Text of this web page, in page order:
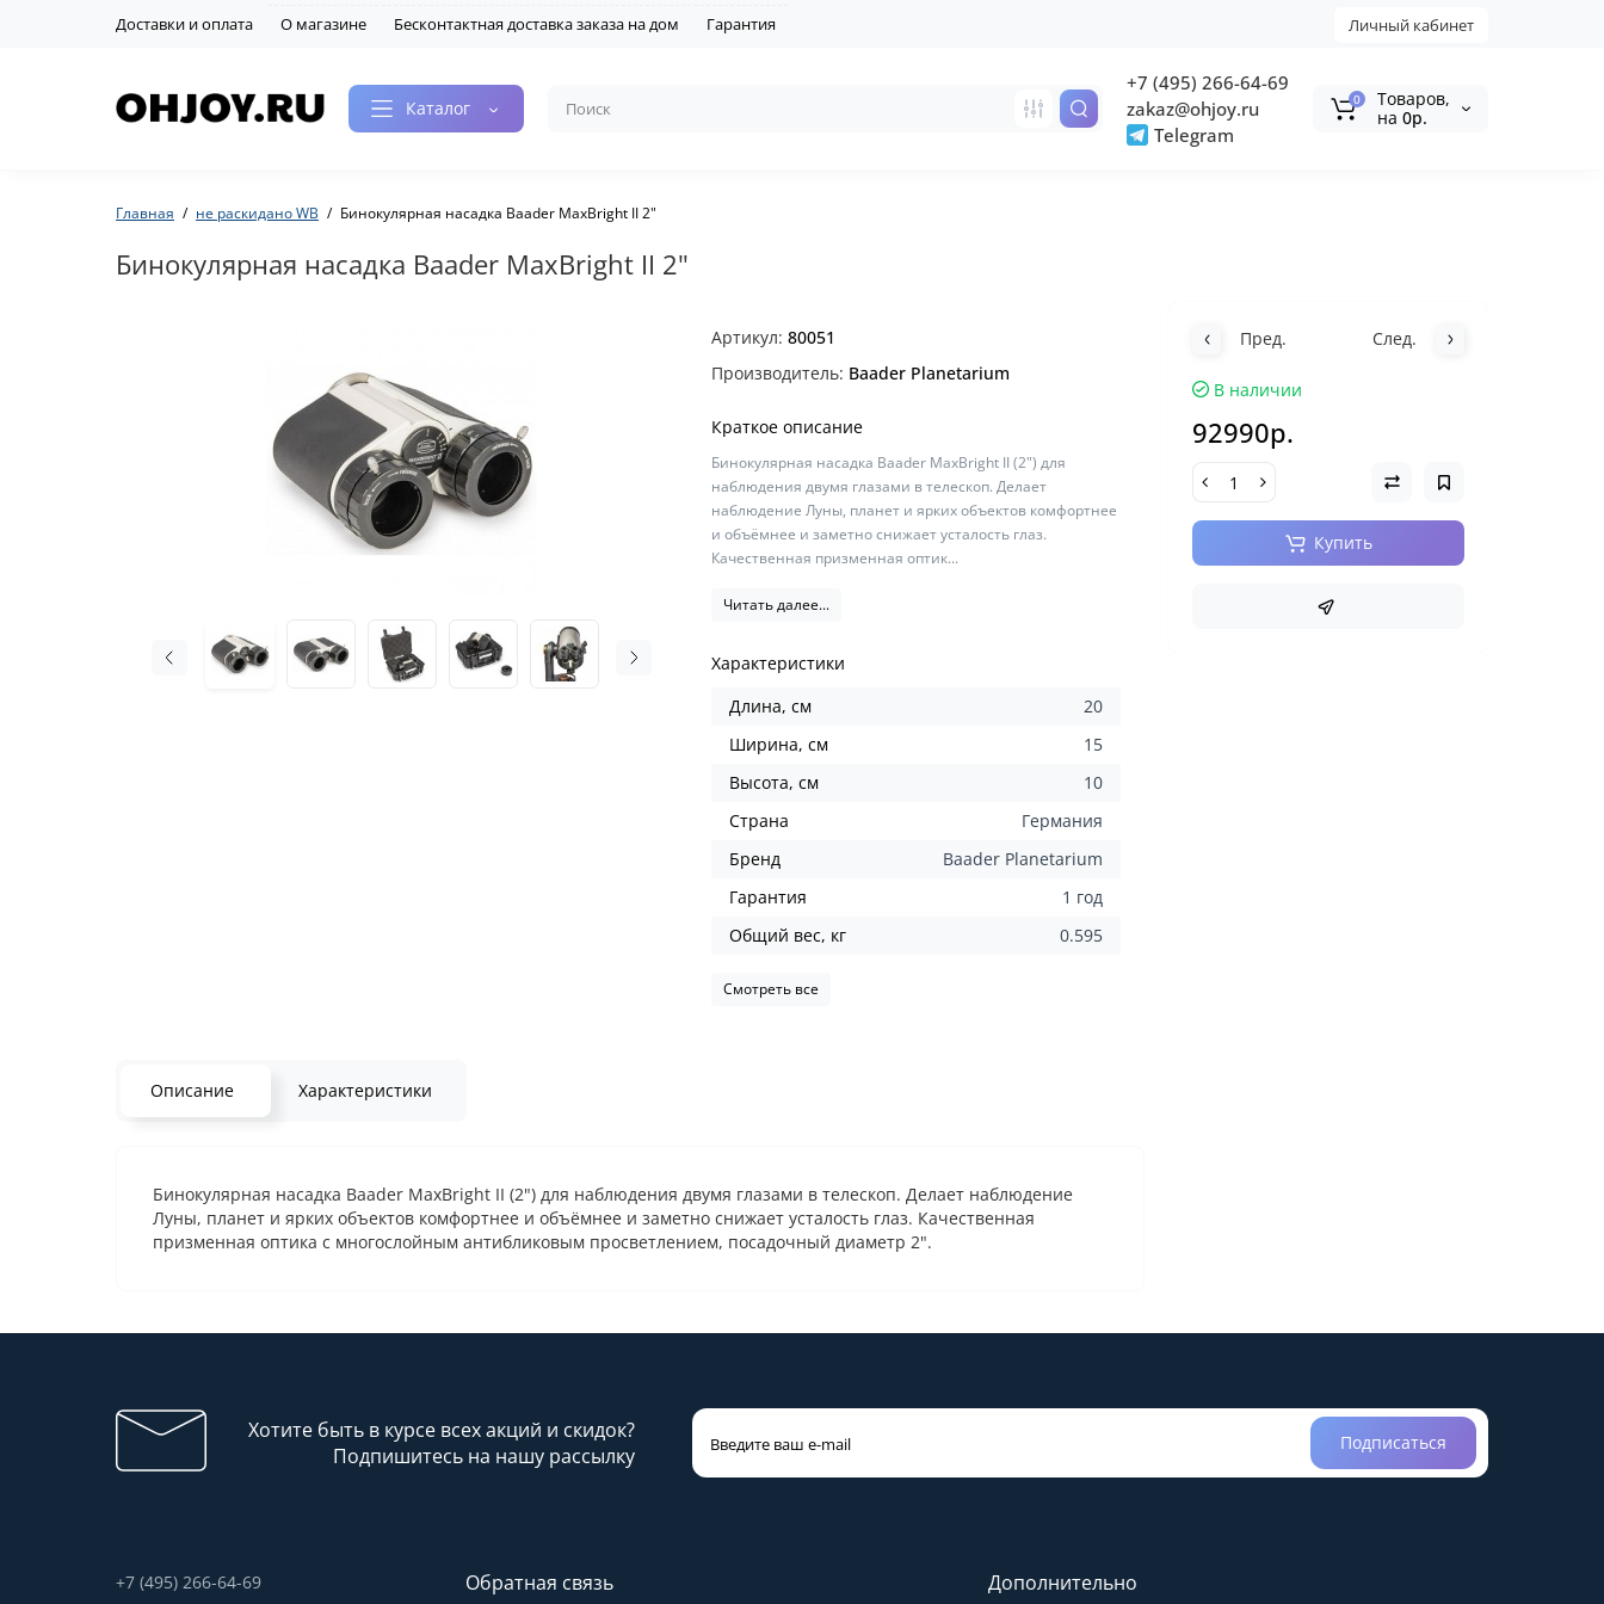
Доставки и оплата О магазине Бесконтактная доставка заказа на дом Гарантия Личный кабинет
Каталог
+7 (495) 266-64-69
zakaz@ohjoy.ru
Telegram
0
Tоваров,
на 0р.
Главная не раскидано WB Бинокулярная насадка Baader MaxBright II 2"
Бинокулярная насадка Baader MaxBright II 2"
Артикул:80051
Производитель: Baader Planetarium
Краткое описание
Бинокулярная насадка Baader MaxBright II (2") для
наблюдения двумя глазами в телескоп. Делает
наблюдение Луны, планет и ярких объектов комфортнее
и объёмнее и заметно снижает усталость глаз.
Качественная призменная оптик...
Читать далее...
Характеристики
Длина, см
20
Ширина, см
15
Высота, см
10
Страна
Германия
Бренд
Baader Planetarium
Гарантия
1 год
Общий вес, кг
0.595
Смотреть все
Пред. След.
В наличии
92990р.
Купить
Описание Характеристики
Бинокулярная насадка Baader MaxBright II (2") для наблюдения двумя глазами в телескоп. Делает наблюдение
Луны, планет и ярких объектов комфортнее и объёмнее и заметно снижает усталость глаз. Качественная
призменная оптика с многослойным антибликовым просветлением, посадочный диаметр 2".
Хотите быть в курсе всех акций и скидок?
Подпишитесь на нашу рассылку
Подписаться
+7 (495) 266-64-69 Обратная связь Дополнительно